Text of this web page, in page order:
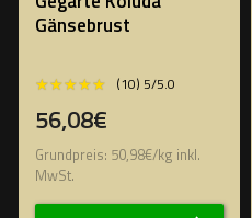
Gänsebrust
★★★★★
★★★★★ (10) 5/5.0
56,08€
Grundpreis: 50,98€/kg inkl.
MwSt.